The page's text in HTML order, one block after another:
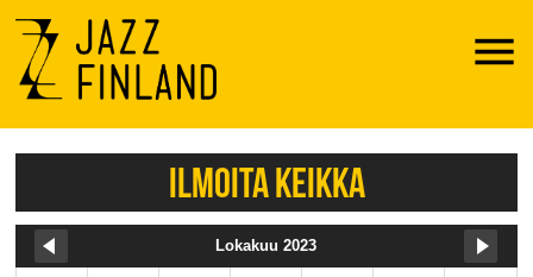
Menu
ILMOITA KEIKKA
Lokakuu 2023